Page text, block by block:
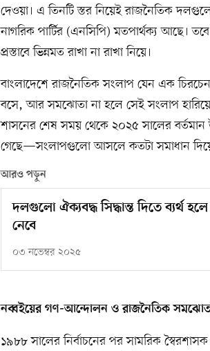
দেওয়া। এ তিনটি স্তর নিয়েই রাজনৈতিক
নাগরিক পার্টির (এনসিপি) মতপার্থক্য আছে।
প্রস্তাবে ভিন্নমত রাখা না রাখা নিয়ে।
বাংলাদেশে রাজনৈতিক সংলাপ যেন এক
বসে, আর সমঝোতা না হলে সেই সংলাপ
শাসনের শেষ সময় থেকে ২০২৫ সালের বর্তমান
গেছে—সংলাপগুলো আসলে কতটা সমাধান
আরও পড়ুন
দলগুলো ঐক্যবদ্ধ সিদ্ধান্ত দিতে ব্যর্থ
নেবে
০৩ নভেম্বর ২০২৫
নব্বইয়ের গণ-আন্দোলন ও রাজনৈতিক
১৯৮৮ সালের নির্বাচনের পর সামরিক